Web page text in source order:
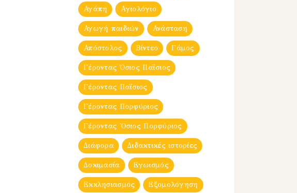
Αγάπη Αγιολόγιο
Αγωγή παιδιών Ανάσταση
Απόστολος Βίντεο Γάμος
Γέροντας Όσιος Παΐσιος
Γέροντας Παΐσιος
Γέροντας Πορφύριος
Γέροντας Ὀσιος Πορφύριος
Διάφορα Διδακτικές ιστορίες
Δοκιμασία Εγωισμός
Εκκλησιασμός Εξομολόγηση